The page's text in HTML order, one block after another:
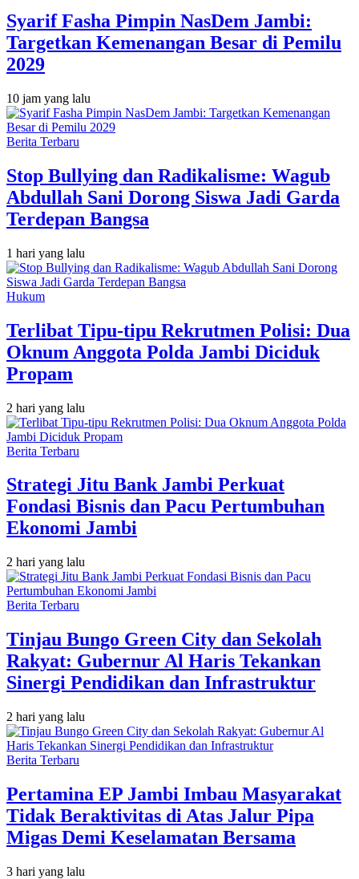
Syarif Fasha Pimpin NasDem Jambi:
Targetkan Kemenangan Besar di Pemilu
2029
10 jam yang lalu
Berita Terbaru
Stop Bullying dan Radikalisme: Wagub
Abdullah Sani Dorong Siswa Jadi Garda
Terdepan Bangsa
1 hari yang lalu
Hukum
Terlibat Tipu-tipu Rekrutmen Polisi: Dua
Oknum Anggota Polda Jambi Diciduk
Propam
2 hari yang lalu
Berita Terbaru
Strategi Jitu Bank Jambi Perkuat
Fondasi Bisnis dan Pacu Pertumbuhan
Ekonomi Jambi
2 hari yang lalu
Berita Terbaru
Tinjau Bungo Green City dan Sekolah
Rakyat: Gubernur Al Haris Tekankan
Sinergi Pendidikan dan Infrastruktur
2 hari yang lalu
Berita Terbaru
Pertamina EP Jambi Imbau Masyarakat
Tidak Beraktivitas di Atas Jalur Pipa
Migas Demi Keselamatan Bersama
3 hari yang lalu